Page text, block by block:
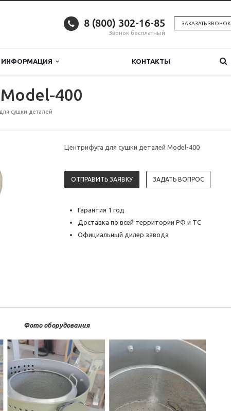
ЗАКАЗАТЬ ЗВОНОК
8 (800) 302-16-85
Звонок бесплатный
ИНФОРМАЦИЯ КОНТАКТЫ
400
сушки деталей
Центрифуга для сушки деталей Model-400
ОТПРАВИТЬ ЗАЯВКУ ЗАДАТЬ ВОПРОС
Гарантия 1 год
Доставка по всей территории РФ и ТС
Официальный дилер завода
Фото оборудования